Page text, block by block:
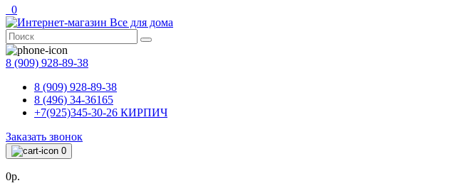
0
8 (909) 928-89-38
8 (909) 928-89-38
8 (496) 34-36165
+7(925)345-30-26 КИРПИЧ
Заказать звонок
0
0р.